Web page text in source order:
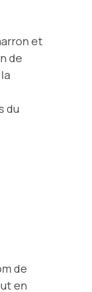
et
de
du
de
en